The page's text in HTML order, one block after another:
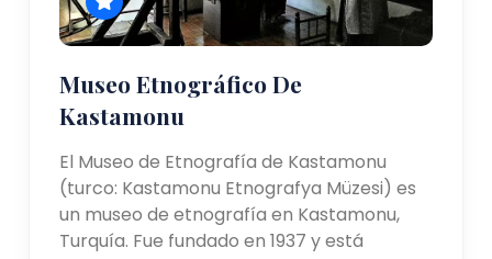
Museo Etnográfico De
Kastamonu
El Museo de Etnografía de Kastamonu
(turco: Kastamonu Etnografya Müzesi) es
un museo de etnografía en Kastamonu,
Turquía. Fue fundado en 1937 y está